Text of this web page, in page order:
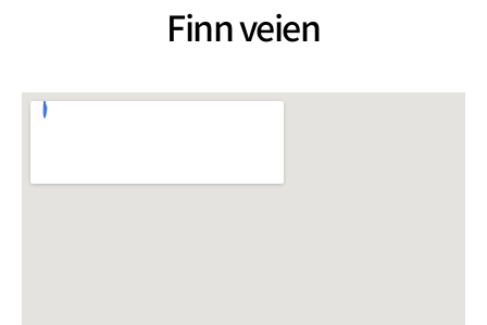
Finn veien